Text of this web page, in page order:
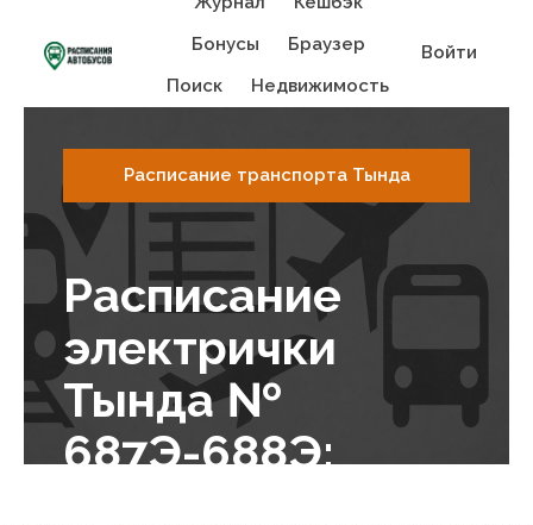
Бонусы
Браузер
Поиск
Недвижимость
Войти
Расписание транспорта Тында
Расписание
электрички
Тында №
687Э-688Э: